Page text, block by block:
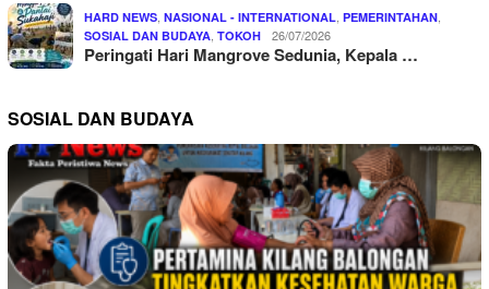
HARD NEWS NASIONAL - INTERNATIONAL PEMERINTAHAN
SOSIAL DAN BUDAYA TOKOH 26/07/2026
Peringati Hari Mangrove Sedunia, Kepala …
SOSIAL DAN BUDAYA